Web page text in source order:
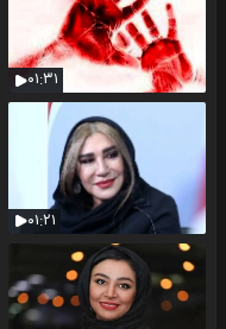
۰۱:۳۱
۰۱:۲۱